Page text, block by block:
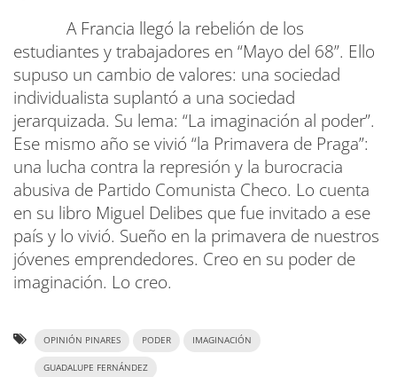
A Francia llegó la rebelión de los
estudiantes y trabajadores en “Mayo del 68”. Ello
supuso un cambio de valores: una sociedad
individualista suplantó a una sociedad
jerarquizada. Su lema: “La imaginación al poder”.
Ese mismo año se vivió “la Primavera de Praga”:
una lucha contra la represión y la burocracia
abusiva de Partido Comunista Checo. Lo cuenta
en su libro Miguel Delibes que fue invitado a ese
país y lo vivió. Sueño en la primavera de nuestros
jóvenes emprendedores. Creo en su poder de
imaginación. Lo creo.
OPINIÓN PINARES PODER IMAGINACIÓN
GUADALUPE FERNÁNDEZ